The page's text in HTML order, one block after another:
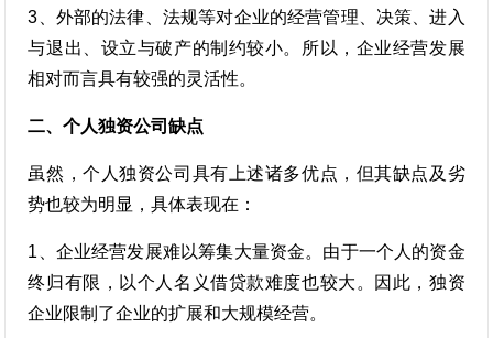
3、外部的法律、法规等对企业的经营管理、决策、进入
与退出、设立与破产的制约较小。所以，企业经营发展
相对而言具有较强的灵活性。
二、个人独资公司缺点
虽然，个人独资公司具有上述诸多优点，但其缺点及劣
势也较为明显，具体表现在：
1、企业经营发展难以筹集大量资金。由于一个人的资金
终归有限，以个人名义借贷款难度也较大。因此，独资
企业限制了企业的扩展和大规模经营。